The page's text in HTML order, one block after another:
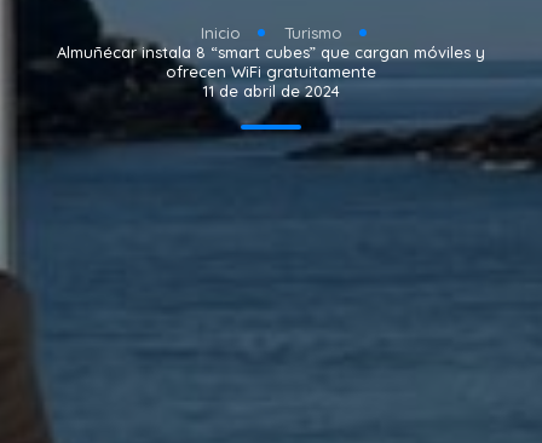
Inicio
Turismo
Almuñécar instala 8 “smart cubes” que cargan móviles y
ofrecen WiFi gratuitamente
11 de abril de 2024